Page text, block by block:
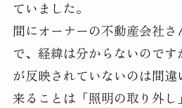
ていました。
間にオーナーの不動産会社さ
で、経緯は分からないので
が反映されていないのは間
来ることは「照明の取り外